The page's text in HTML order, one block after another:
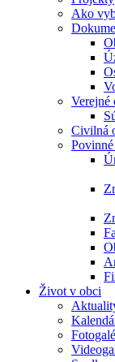
Ako
Verejné
Civilná
Život v obci